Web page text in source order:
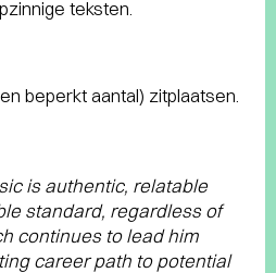
teksten.
beperkt aantal) zitplaatsen.
is authentic, relatable
standard, regardless of
continues to lead him
career path to potential